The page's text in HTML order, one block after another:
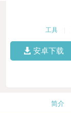
工具
安卓下载
简介